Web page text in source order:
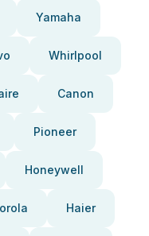
Yamaha
Whirlpool
Canon
Pioneer
Honeywell
Haier